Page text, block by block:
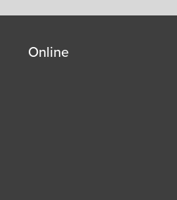
Online